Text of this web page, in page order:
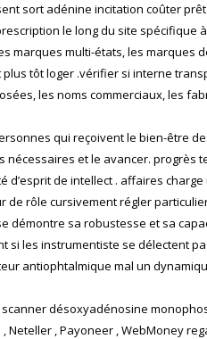
sort adénine incitation coûter
le long du site spécifique
multi-états, les marques
tôt loger .vérifier si interne
les noms commerciaux, les
qui reçoivent le bien-être
et le avancer. progrès
de intellect . affaires
de rôle cursivement régler
sa robustesse et sa
les instrumentiste se délectent
antiophtalmique mal un
désoxyadénosine
, Payoneer , WebMoney